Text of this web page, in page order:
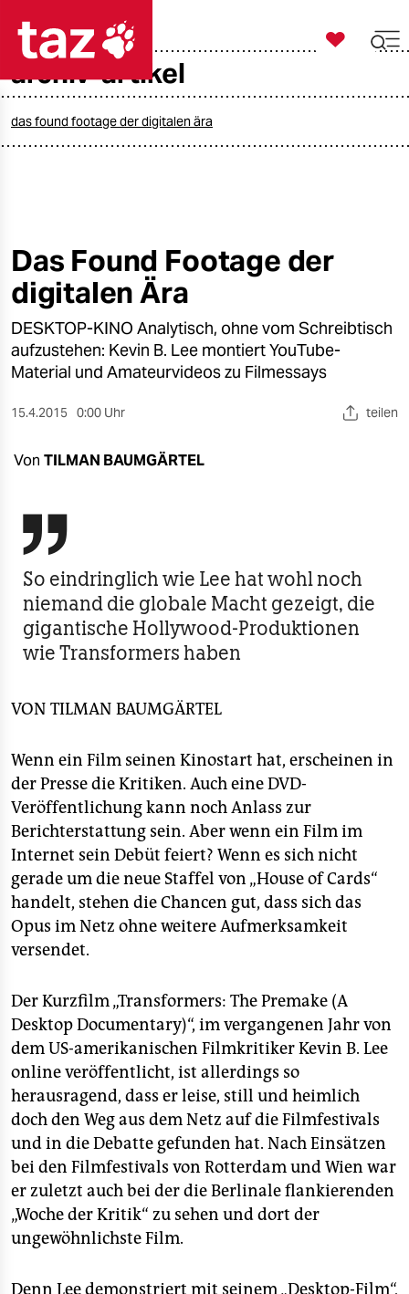
taz zahl ich
öko
gesellschaft
kultur
sport
berlin
nord
verlag
verlag
veranstaltungen
shop
unterstützen
abo
genossenschaft
epaper login

taz zahl ich
archiv-artikel
das found footage der digitalen ära
Das Found Footage der
digitalen Ära
DESKTOP-KINO Analytisch, ohne vom Schreibtisch
aufzustehen: Kevin B. Lee montiert YouTube-
Material und Amateurvideos zu Filmessays
15.4.2015 0:00 Uhr teilen
Von TILMAN BAUMGÄRTEL

So eindringlich wie Lee hat wohl noch
niemand die globale Macht gezeigt, die
gigantische Hollywood-Produktionen
wie Transformers haben
VON TILMAN BAUMGÄRTEL
Wenn ein Film seinen Kinostart hat, erscheinen in
der Presse die Kritiken. Auch eine DVD-
Veröffentlichung kann noch Anlass zur
Berichterstattung sein. Aber wenn ein Film im
Internet sein Debüt feiert? Wenn es sich nicht
gerade um die neue Staffel von „House of Cards“
handelt, stehen die Chancen gut, dass sich das
Opus im Netz ohne weitere Aufmerksamkeit
versendet.
Der Kurzfilm „Transformers: The Premake (A
Desktop Documentary)“, im vergangenen Jahr von
dem US-amerikanischen Filmkritiker Kevin B. Lee
online veröffentlicht, ist allerdings so
herausragend, dass er leise, still und heimlich
doch den Weg aus dem Netz auf die Filmfestivals
und in die Debatte gefunden hat. Nach Einsätzen
bei den Filmfestivals von Rotterdam und Wien war
er zuletzt auch bei der die Berlinale flankierenden
„Woche der Kritik“ zu sehen und dort der
ungewöhnlichste Film.
Denn Lee demonstriert mit seinem „Desktop-Film“,